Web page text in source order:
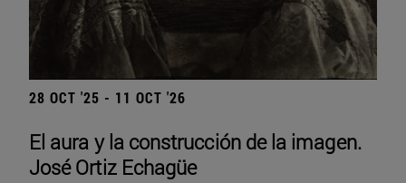
28 OCT '25 - 11 OCT '26
El aura y la construcción de la imagen.
José Ortiz Echagüe